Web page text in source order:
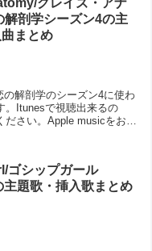
グレイズ・アナ
解剖学シーズン4の主
まとめ
解剖学のシーズン4に使わ
。Itunesで視聴出来るの
ださい。Apple musicをお使
ゴシップガール
題歌・挿入歌まとめ